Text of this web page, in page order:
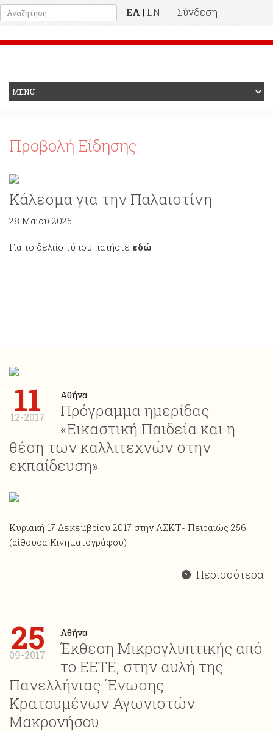
ΕΛ | EN
Σύνδεση
Προβολή Είδησης
Κάλεσμα για την Παλαιστίνη
28 Μαΐου 2025
Για το δελτίο τύπου πατήστε εδώ
11
12-2017
Αθήνα
Πρόγραμμα ημερίδας
«Εικαστική Παιδεία και η
θέση των καλλιτεχνών στην
εκπαίδευση»
Κυριακή 17 Δεκεμβρίου 2017 στην ΑΣΚΤ- Πειραιώς 256
(αίθουσα Κινηματογράφου)
Περισσότερα
25
09-2017
Αθήνα
Έκθεση Μικρογλυπτικής από
το ΕΕΤΕ, στην αυλή της
Πανελλήνιας ΄Ενωσης
Κρατουμένων Αγωνιστών
Μακρονήσου